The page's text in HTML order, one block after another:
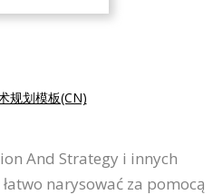
规划模板(CN)
And Strategy i innych
narysować za pomocą